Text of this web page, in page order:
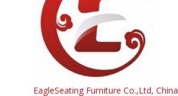
EagleSeating Furniture Co.,Ltd, China